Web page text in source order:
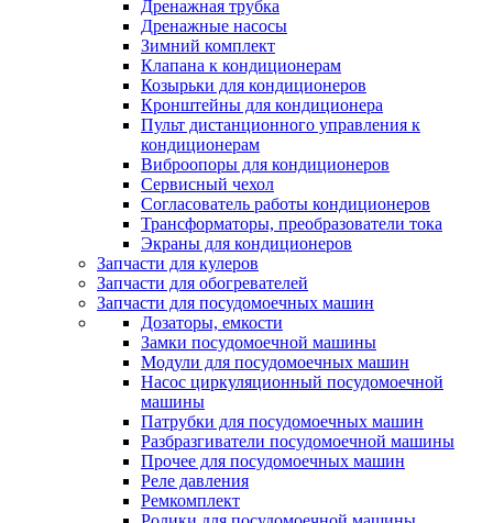
Дренажная трубка
Дренажные насосы
Зимний комплект
Клапана к кондиционерам
Козырьки для кондиционеров
Кронштейны для кондиционера
Пульт дистанционного управления к
кондиционерам
Виброопоры для кондиционеров
Сервисный чехол
Согласователь работы кондиционеров
Трансформаторы, преобразователи тока
Экраны для кондиционеров
Запчасти для кулеров
Запчасти для обогревателей
Запчасти для посудомоечных машин
Дозаторы, емкости
Замки посудомоечной машины
Модули для посудомоечных машин
Насос циркуляционный посудомоечной
машины
Патрубки для посудомоечных машин
Разбразгиватели посудомоечной машины
Прочее для посудомоечных машин
Реле давления
Ремкомплект